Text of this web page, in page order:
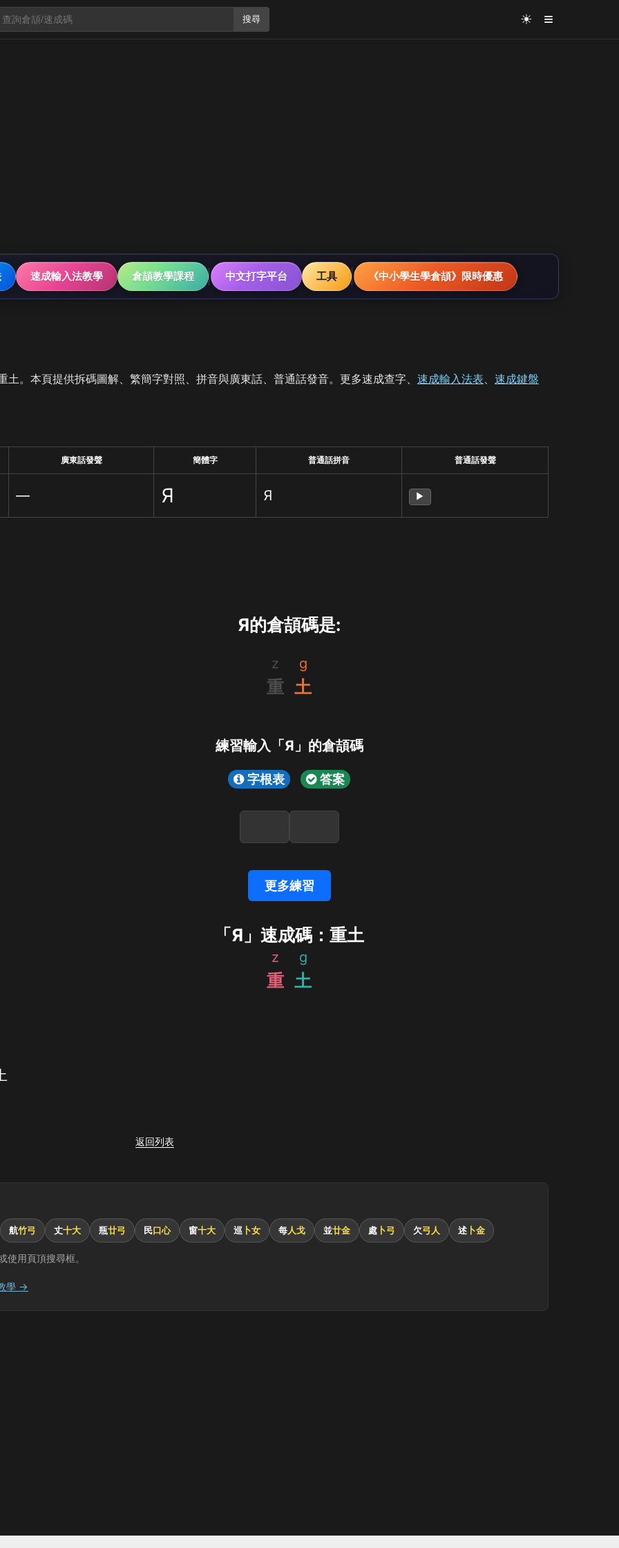
搜尋 ☀ ≡
速成輸入法教學 倉頡教學課程 中文打字平台 工具 《中小學生學倉頡》限時優惠
土。本頁提供拆碼圖解、繁簡字對照、拼音與廣東話、普通話發音。更多速成查字、 速成輸入法表、 速成鍵盤
廣東話發聲 簡體字 普通話拼音 普通話發聲
— Я Я ▶
Я的倉頡碼是:
z
重
g
土
練習輸入「Я」的倉頡碼
字根表 答案
更多練習
「Я」速成碼：重土
z
重
g
土
返回列表
航竹弓 丈十大 瓶廿弓 民口心 窗十大 巡 卜女 每人戈 並廿金 處 卜弓 欠弓人 述 卜金
用頁頂搜尋框。
學 →